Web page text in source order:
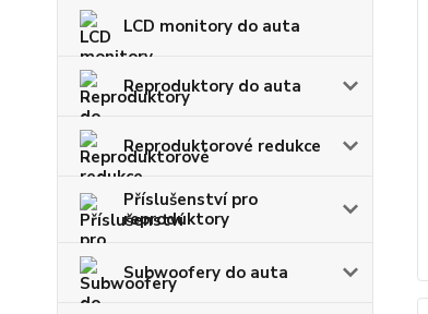
LCD monitory do auta
Reproduktory do auta
Reproduktorové redukce
Příslušenství pro
reproduktory
Subwoofery do auta